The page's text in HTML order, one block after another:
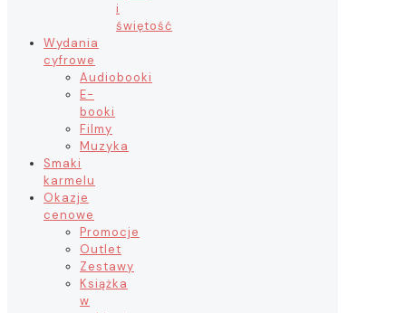
i
świętość
Wydania
cyfrowe
Audiobooki
E-
booki
Filmy
Muzyka
Smaki
karmelu
Okazje
cenowe
Promocje
Outlet
Zestawy
Książka
w